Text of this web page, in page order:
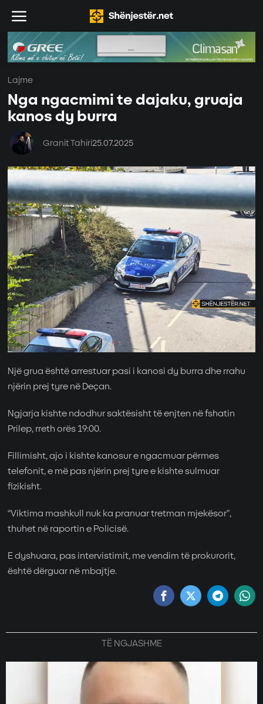
Lajme
Nga ngacmimi te dajaku, gruaja
kanos dy burra
Granit Tahiri25.07.2025
Një grua është arrestuar pasi i kanosi dy burra dhe rrahu
njërin prej tyre në Deçan.
Ngjarja kishte ndodhur saktësisht të enjten në fshatin
Prilep, rreth orës 19:00.
Fillimisht, ajo i kishte kanosur e ngacmuar përmes
telefonit, e më pas njërin prej tyre e kishte sulmuar
fizikisht.
“Viktima mashkull nuk ka pranuar tretman mjekësor”,
thuhet në raportin e Policisë.
E dyshuara, pas intervistimit, me vendim të prokurorit,
është dërguar në mbajtje.
TË NGJASHME